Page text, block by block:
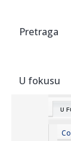
16:15:
16:12:
Pretraga
U fokusu
U